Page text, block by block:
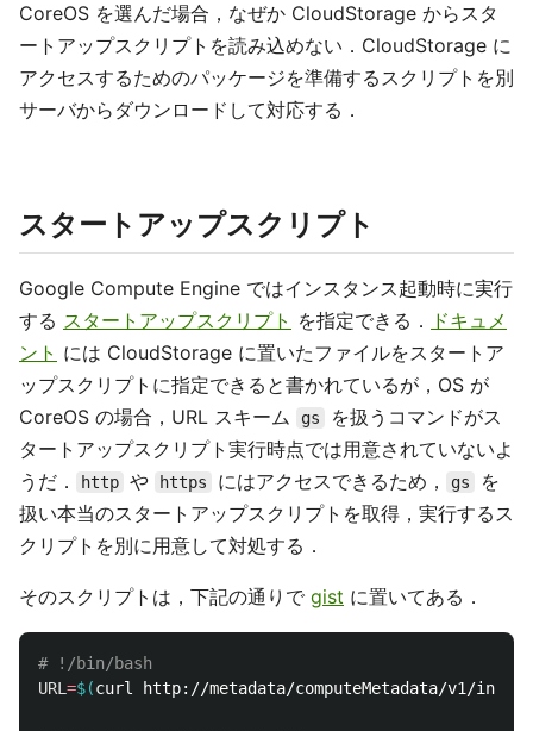
CoreOS を選んだ場合，なぜか CloudStorage からスタ
ートアップスクリプトを読み込めない．CloudStorage に
アクセスするためのパッケージを準備するスクリプトを別
サーバからダウンロードして対応する．
スタートアップスクリプト
Google Compute Engine ではインスタンス起動時に実行
する スタートアップスクリプト を指定できる． ドキュメ
ント には CloudStorage に置いたファイルをスタートア
ップスクリプトに指定できると書かれているが，OS が
CoreOS の場合，URL スキーム
gs
を扱うコマンドがス
タートアップスクリプト実行時点では用意されていないよ
うだ．
http や https にはアクセスできるため， gs
を
扱い本当のスタートアップスクリプトを取得，実行するス
クリプトを別に用意して対処する．
そのスクリプトは，下記の通りで gist に置いてある．
# !/bin/bash
URL =$(curl http://metadata/computeMetadata/v1/